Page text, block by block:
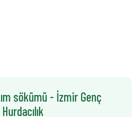
sökümü - İzmir Genç
Hurdacılık